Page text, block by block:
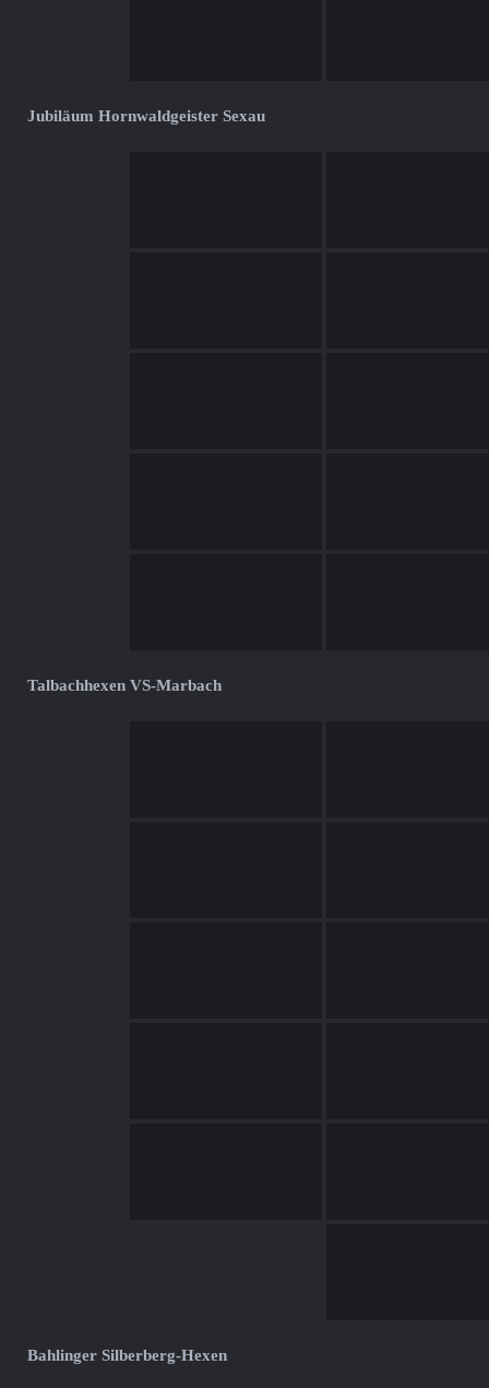
Jubiläum Hornwaldgeister Sexau
Talbachhexen VS-Marbach
Bahlinger Silberberg-Hexen